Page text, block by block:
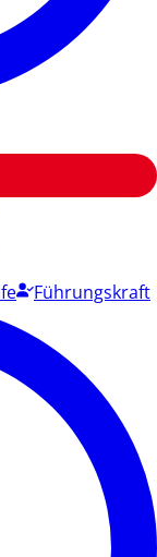
Führungskraft